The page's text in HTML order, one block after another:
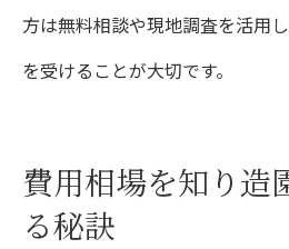
方は無料相談や現地調査を活用
を受けることが大切です。
費用相場を知り造
る秘訣